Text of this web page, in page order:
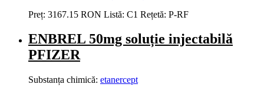
Preț: 3167.15 RON Listă: C1 Rețetă: P-RF
ENBREL 50mg soluție injectabilă
PFIZER
Substanța chimică: etanercept